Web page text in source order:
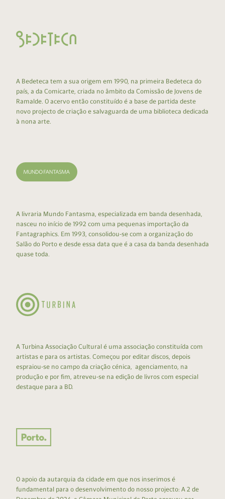
A Bedeteca tem a sua origem em 1990, na primeira Bedeteca do
país, a da Comicarte, criada no âmbito da Comissão de Jovens de
Ramalde. O acervo então constituído é a base de partida deste
novo projecto de criação e salvaguarda de uma biblioteca dedicada
à nona arte.
A livraria Mundo Fantasma, especializada em banda desenhada,
nasceu no início de 1992 com uma pequenas importação da
Fantagraphics. Em 1993, consolidou-se com a organização do
Salão do Porto e desde essa data que é a casa da banda desenhada
quase toda.
A Turbina Associação Cultural é uma associação constituída com
artistas e para os artistas. Começou por editar discos, depois
espraiou-se no campo da criação cénica, agenciamento, na
produção e por fim, atreveu-se na edição de livros com especial
destaque para a BD.
O apoio da autarquia da cidade em que nos inserimos é
fundamental para o desenvolvimento do nosso projecto: A 2 de